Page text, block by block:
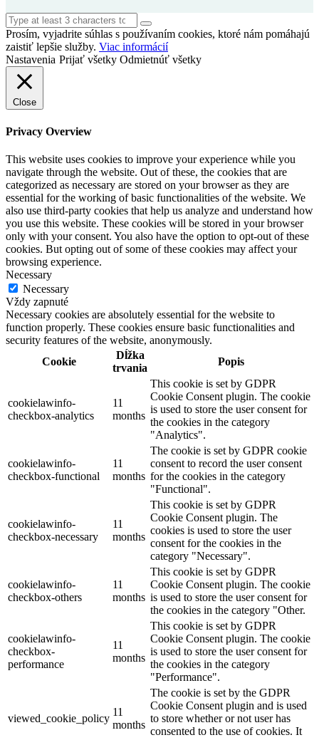
Prosím, vyjadrite súhlas s používaním cookies, ktoré nám pomáhajú
zaistiť lepšie služby. Viac informácií
Nastavenia Prijať všetky Odmietnúť všetky
Close
Privacy Overview
This website uses cookies to improve your experience while you
navigate through the website. Out of these, the cookies that are
categorized as necessary are stored on your browser as they are
essential for the working of basic functionalities of the website. We
also use third-party cookies that help us analyze and understand how
you use this website. These cookies will be stored in your browser
only with your consent. You also have the option to opt-out of these
cookies. But opting out of some of these cookies may affect your
browsing experience.
Necessary
Necessary
Vždy zapnuté
Necessary cookies are absolutely essential for the website to
function properly. These cookies ensure basic functionalities and
security features of the website, anonymously.
Cookie
Dĺžka
trvania
Popis
cookielawinfo-
checkbox-analytics
11
months
This cookie is set by GDPR
Cookie Consent plugin. The cookie
is used to store the user consent for
the cookies in the category
"Analytics".
cookielawinfo-
checkbox-functional
11
months
The cookie is set by GDPR cookie
consent to record the user consent
for the cookies in the category
"Functional".
cookielawinfo-
checkbox-necessary
11
months
This cookie is set by GDPR
Cookie Consent plugin. The
cookies is used to store the user
consent for the cookies in the
category "Necessary".
cookielawinfo-
checkbox-others
11
months
This cookie is set by GDPR
Cookie Consent plugin. The cookie
is used to store the user consent for
the cookies in the category "Other.
cookielawinfo-
checkbox-
performance
11
months
This cookie is set by GDPR
Cookie Consent plugin. The cookie
is used to store the user consent for
the cookies in the category
"Performance".
viewed_cookie_policy
11
months
The cookie is set by the GDPR
Cookie Consent plugin and is used
to store whether or not user has
consented to the use of cookies. It